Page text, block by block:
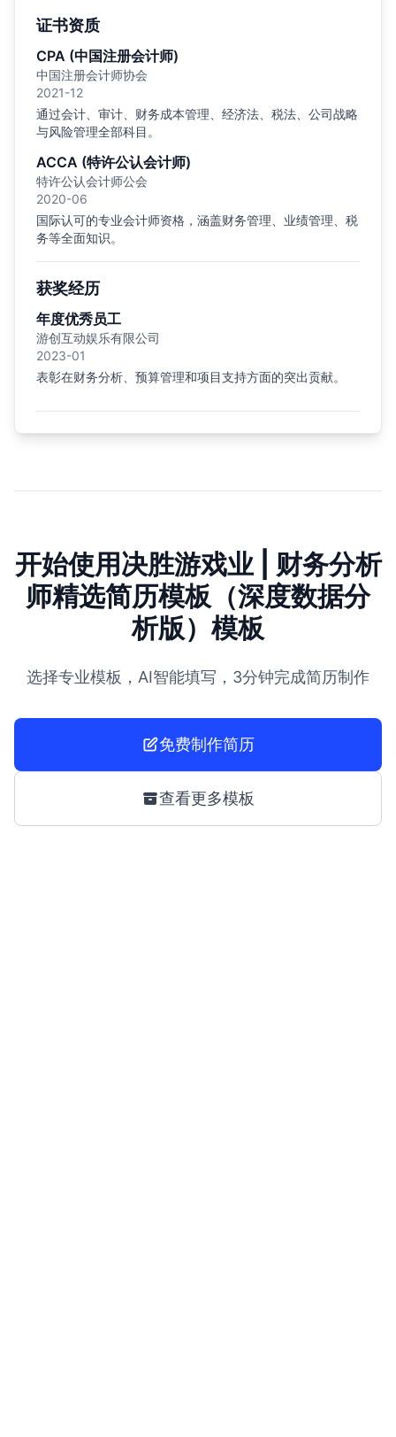
证书资质
CPA (中国注册会计师)
中国注册会计师协会
2021-12
通过会计、审计、财务成本管理、经济法、税法、公司战略
与风险管理全部科目。
ACCA (特许公认会计师)
特许公认会计师公会
2020-06
国际认可的专业会计师资格，涵盖财务管理、业绩管理、税
务等全面知识。
获奖经历
年度优秀员工
游创互动娱乐有限公司
2023-01
表彰在财务分析、预算管理和项目支持方面的突出贡献。
开始使用决胜游戏业 | 财务分析
师精选简历模板（深度数据分
析版）模板
选择专业模板，AI智能填写，3分钟完成简历制作
免费制作简历
查看更多模板